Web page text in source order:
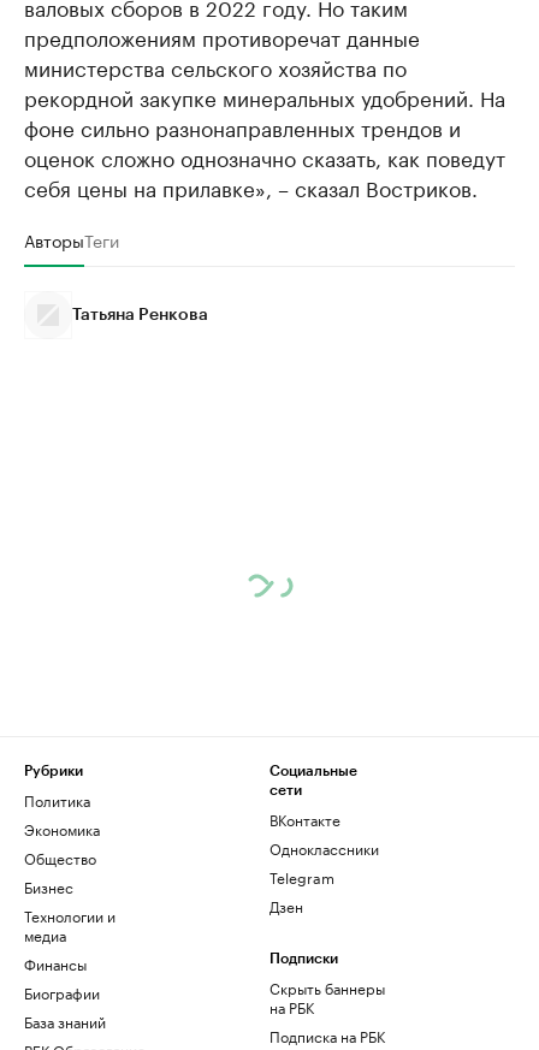
предположениям противоречат данные
министерства сельского хозяйства по
рекордной закупке минеральных удобрений. На
фоне сильно разнонаправленных трендов и
оценок сложно однозначно сказать, как поведут
себя цены на прилавке», – сказал Востриков.
АвторыТеги
Татьяна Ренкова
Рубрики
Политика
Экономика
Общество
Бизнес
Технологии и
медиа
Финансы
Биографии
База знаний
Социальные
сети
ВКонтакте
Одноклассники
Telegram
Дзен
Подписки
Скрыть баннеры
на РБК
Подписка на РБК